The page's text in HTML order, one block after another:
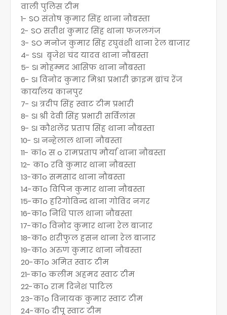
वाली पुलिस टीम
1- SO संतोष कुमार सिंह थाना नौबस्ता
2- SO सतीश कुमार सिंह थाना फजलगंज
3- SO मनोज कुमार सिंह रघुवंशी थाना रेल बाजार
4- SSI बृजेश चंद यादव थाना नौबस्ता
5- SI मोहम्मद आसिफ थाना नौबस्ता
6- SI विनोद कुमार मिश्रा प्रभारी क्राइम ब्रांच रेंज
कार्यालय कानपुर
7- SI त्रदीप सिंह स्वाट टीम प्रभारी
8- SI श्री देवी सिंह प्रभारी सर्विलांस
9- SI कौशलेंद्र प्रताप सिंह थाना नौबस्ता
10- SI नन्हेलाल थाना नौबस्ता
11- कांo स o रामप्रताप मौर्या थाना नौबस्ता
12- काo रवि कुमार थाना नौबस्ता
13-काo समसाद थाना नौबस्ता
14-काo विपिन कुमार थाना नौबस्ता
15-काo हरिगोविन्द थाना गोविंद नगर
16-काo निधि पाल थाना नौबस्ता
17-काo विनोद कुमार थाना रेल बाजार
18-काo शरीफुल हसन थाना रेल बाजार
19-काo अरुण कुमार थाना नौबस्ता
20-काo अमित स्वाट टीम
21-काo कलीम अहमद स्वाट टीम
22-काo राम दिनेश पाटिल
23-काo विनायक कुमार स्वाट टीम
24-काo दीपू स्वाट टीम